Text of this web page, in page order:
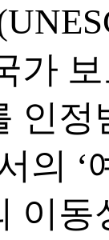
가
인정
의 ‘
이동